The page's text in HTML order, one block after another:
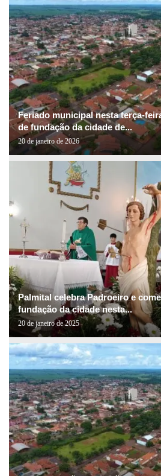
Feriado municipal nesta terça-
de fundação da cidade de...
20 de janeiro de 2026
Palmital celebra Padroeiro e
fundação da cidade nesta...
20 de janeiro de 2025